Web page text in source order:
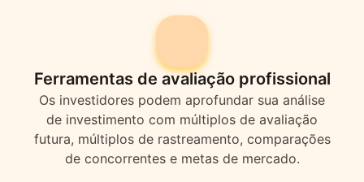
Ferramentas de avaliação profissional
Os investidores podem aprofundar sua análise
de investimento com múltiplos de avaliação
futura, múltiplos de rastreamento, comparações
de concorrentes e metas de mercado.